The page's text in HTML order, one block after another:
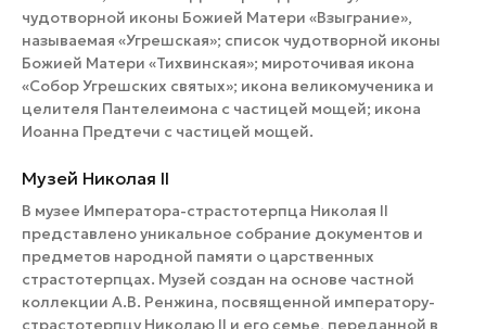
чудотворной иконы Божией Матери «Взыграние»,
называемая «Угрешская»; список чудотворной иконы
Божией Матери «Тихвинская»; мироточивая икона
«Собор Угрешских святых»; икона великомученика и
целителя Пантелеимона с частицей мощей; икона
Иоанна Предтечи с частицей мощей.
Музей Николая II
В музее Императора-страстотерпца Николая II
представлено уникальное собрание документов и
предметов народной памяти о царственных
страстотерпцах. Музей создан на основе частной
коллекции А.В. Ренжина, посвященной императору-